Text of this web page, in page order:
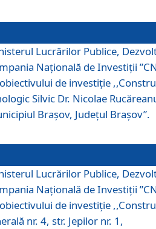
Lucrărilor Publice,
Naţională de Investiţii
de investiţie
Silvic Dr. Nicolae
Brașov, Județul Brașov”.
Lucrărilor Publice,
Naţională de Investiţii
de investiție
nr. 4, str. Jepilor nr. 1,